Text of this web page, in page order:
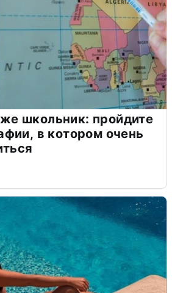
школьник: пройдите
в котором очень